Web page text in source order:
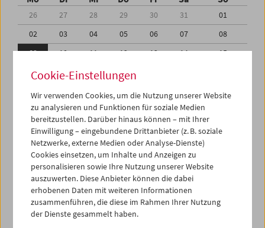
26 27 28 29 30 31
01
02
03 04 05 06 07
08
09
10 11 12 13 14
15
16
17 18 19
23
25 27
29
30
31 01 02 03 04
iCalender
Programmheft-PDF
English language or subtitles
< Vorherige Woche
Cookie-Einstellungen
Wir verwenden Cookies, um die Nutzung unserer Website
zu analysieren und Funktionen für soziale Medien
bereitzustellen. Darüber hinaus können – mit Ihrer
Einwilligung – eingebundene Drittanbieter (z. B. soziale
Netzwerke, externe Medien oder Analyse-Dienste)
Cookies einsetzen, um Inhalte und Anzeigen zu
personalisieren sowie Ihre Nutzung unserer Website
auszuwerten. Diese Anbieter können die dabei
erhobenen Daten mit weiteren Informationen
zusammenführen, die diese im Rahmen Ihrer Nutzung
der Dienste gesammelt haben.